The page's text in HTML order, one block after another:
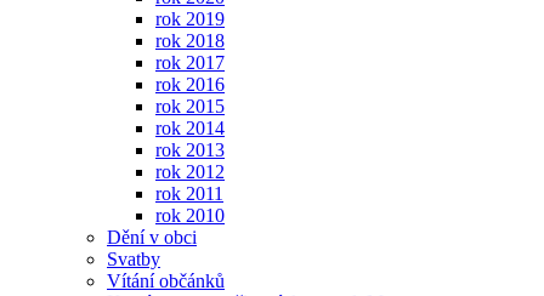
rok 2019
rok 2018
rok 2017
rok 2016
rok 2015
rok 2014
rok 2013
rok 2012
rok 2011
rok 2010
Dění v obci
Svatby
Vítání občánků